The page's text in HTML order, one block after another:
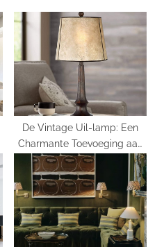
De Vintage Uil-lamp: Een
Charmante Toevoeging aan
Elk Interieur